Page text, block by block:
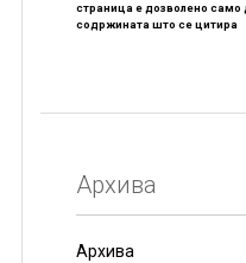
страница е дозволено само
содржината што се цитира
Архива
Архива